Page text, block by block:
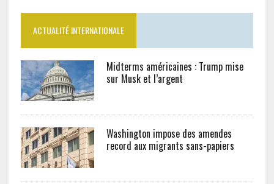
ACTUALITÉ INTERNATIONALE
Midterms américaines : Trump mise
sur Musk et l’argent
Washington impose des amendes
record aux migrants sans-papiers